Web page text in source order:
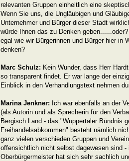
relevanten Gruppen einheitlich eine
Wenn Sie uns, die Ungläubigen und
Unternehmer und Bürger dieser Stadt
würde Ihnen das zu Denken
egal wie wir Bürgerinnen und Bürger hier in
denken?
Marc Schulz: Kein Wunder, dass Herr
so transparent findet. Er war lange der
Einblick in den Verhandlungstext nehmen
Marina Jenkner: Ich war ebenfalls an der
(als Autorin und als Sprecherin für den
Bergisch Land - das "Wuppertaler Bündnis
Freihandelsabkommen" besteht nämlich
ganz vielen verschieden Gruppen und
offensichtlich nicht selbst dagewesen sind
Oberbürgermeister hat sich sehr sachlich